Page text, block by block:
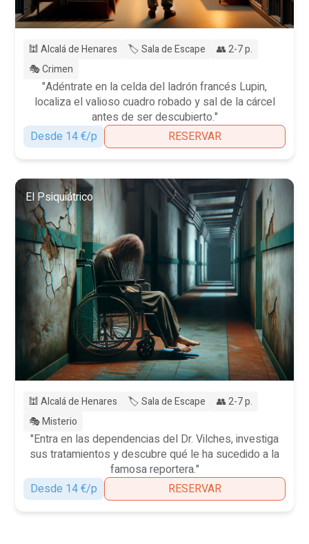
🕍 Alcalá de Henares 🏷️ Sala de Escape
👥 2-7 p.
🎭 Crimen
"Adéntrate en la celda del ladrón francés Lupin,
localiza el valioso cuadro robado y sal de la cárcel
antes de ser descubierto."
Desde 14 €/p
RESERVAR
El Psiquiátrico
🕍 Alcalá de Henares 🏷️ Sala de Escape
👥 2-7 p.
🎭 Misterio
"Entra en las dependencias del Dr. Vilches, investiga
sus tratamientos y descubre qué le ha sucedido a la
famosa reportera."
Desde 14 €/p
RESERVAR